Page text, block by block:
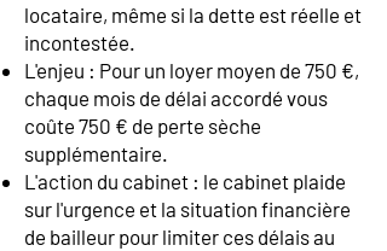
locataire, même si la dette est réelle et
incontestée.
L'enjeu : Pour un loyer moyen de 750 €,
chaque mois de délai accordé vous
coûte 750 € de perte sèche
supplémentaire.
L'action du cabinet : le cabinet plaide
sur l'urgence et la situation financière
de bailleur pour limiter ces délais au